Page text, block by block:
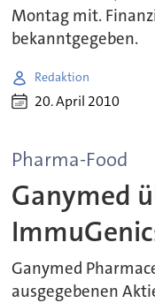
Montag mit.
bekanntgegeben.
Redaktion
20. April 2010
Pharma-Food
Ganymed
Ganymed
ausgegebenen